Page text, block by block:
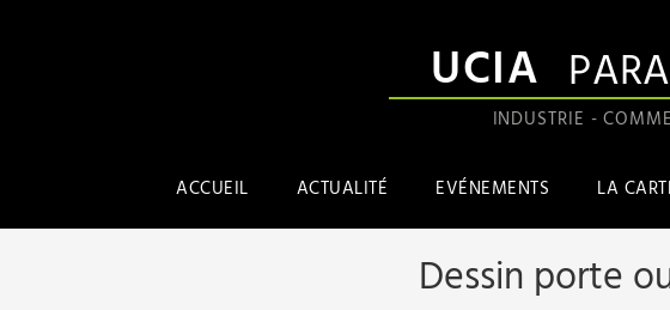
UCIA
INDUSTRIE -
ACCUEIL ACTUALITÉ EVÉNEMENTS LA
Dessin porte